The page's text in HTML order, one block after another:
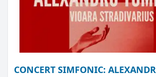
CONCERT SIMFONIC: